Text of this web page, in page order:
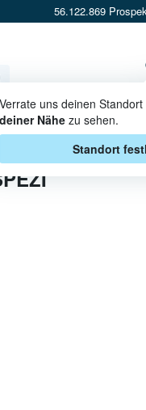
56.122.869
Verrate uns deinen
deiner Nähe zu sehen.
Standort
CASHBACK